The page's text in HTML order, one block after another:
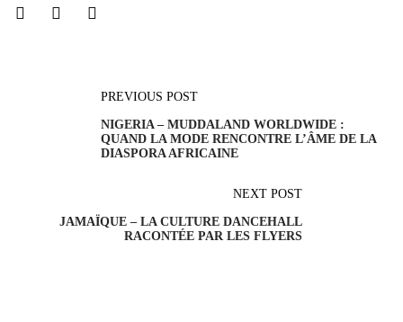
PREVIOUS POST
NIGERIA – MUDDALAND WORLDWIDE :
QUAND LA MODE RENCONTRE L’ÂME DE LA
DIASPORA AFRICAINE
NEXT POST
JAMAÏQUE – LA CULTURE DANCEHALL
RACONTÉE PAR LES FLYERS